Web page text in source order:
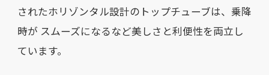
されたホリゾンタル設計のトップチューブは、乗降
時が スムーズになるなど美しさと利便性を両立し
ています。